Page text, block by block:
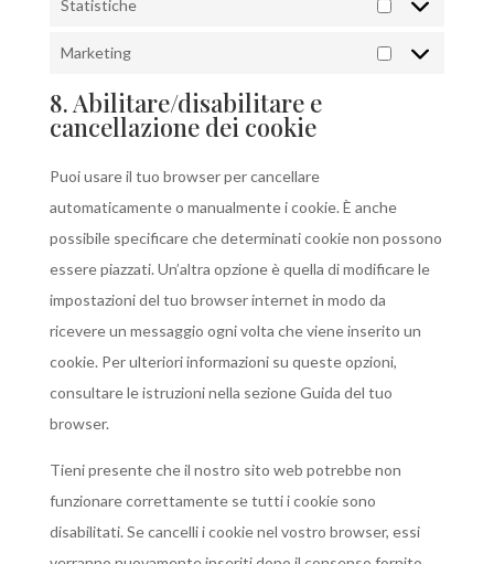
Statistiche
Marketing
8. Abilitare/disabilitare e
cancellazione dei cookie
Puoi usare il tuo browser per cancellare
automaticamente o manualmente i cookie. È anche
possibile specificare che determinati cookie non possono
essere piazzati. Un’altra opzione è quella di modificare le
impostazioni del tuo browser internet in modo da
ricevere un messaggio ogni volta che viene inserito un
cookie. Per ulteriori informazioni su queste opzioni,
consultare le istruzioni nella sezione Guida del tuo
browser.
Tieni presente che il nostro sito web potrebbe non
funzionare correttamente se tutti i cookie sono
disabilitati. Se cancelli i cookie nel vostro browser, essi